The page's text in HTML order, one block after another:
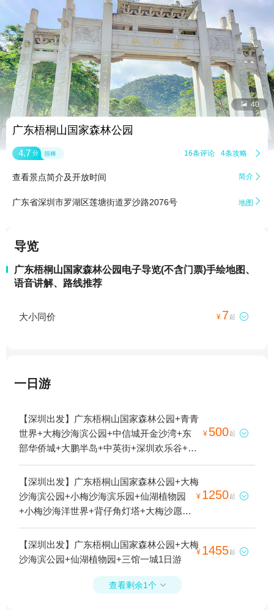
 40
广东梧桐山国家森林公园
4.7 分 很棒 16条评论 4条攻略 
查看景点简介及开放时间 简介 
广东省深圳市罗湖区莲塘街道罗沙路2076号 地图 
导览
广东梧桐山国家森林公园电子导览(不含门票)手绘地图、
语音讲解、路线推荐
大小同价 ¥ 7起 
一日游
【深圳出发】广东梧桐山国家森林公园+青青
世界+大梅沙海滨公园+中信城开金沙湾+东
部华侨城+大鹏半岛+中英街+深圳欢乐谷+锦
绣中华民俗村+小梅沙海滨乐园+园山+大鹏
山+西涌沙滩+深圳野生动物园+深圳世界之
窗+华侨城创意文化园+玫瑰海岸文化旅游度
假区+桔钓沙+观音山公园+七星湾游艇会+深
¥ 500起 
【深圳出发】广东梧桐山国家森林公园+大梅
沙海滨公园+小梅沙海滨乐园+仙湖植物园
+小梅沙海洋世界+背仔角灯塔+大梅沙愿望
塔1日游
¥ 1250起 
【深圳出发】广东梧桐山国家森林公园+大梅
沙海滨公园+仙湖植物园+三馆一城1日游
¥ 1455起 
查看剩余1个 